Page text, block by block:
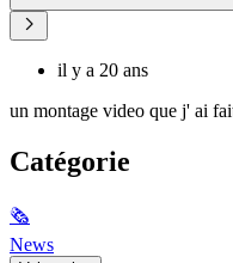
il y a 20 ans
un montage video que j' ai
Catégorie
🗞
News